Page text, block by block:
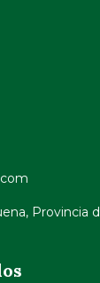
Provincia